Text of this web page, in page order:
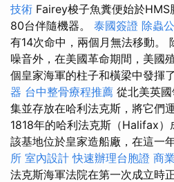
技術 Fairey梭子魚糞便始於
80台伴隨機器。 泰國簽證 除蟲
有14次命中，兩個月無法移動。
噪音外，在美國革命期間，美國
個皇家海軍的柱子和橫梁中發揮
器 台中整骨療程推薦 從北美英
集並存放在哈利法克斯，將它們
1818年的哈利法克斯（Halifax）
該基地位於皇家造船廠，在這一
所 室內設計 快速辦理台胞證 商
法克斯海軍法院在第一次成立時